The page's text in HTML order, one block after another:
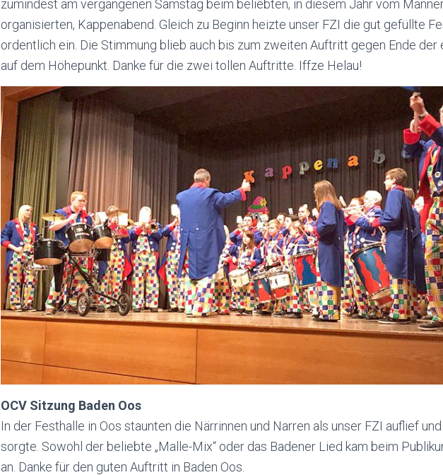
zumindest am vergangenen Samstag beim beliebten, in diesem Jahr vom
organisierten, Kappenabend. Gleich zu Beginn heizte unser FZI die gut gefüllte
ordentlich ein. Die Stimmung blieb auch bis zum zweiten Auftritt gegen Ende der
auf dem Höhepunkt. Danke für die zwei tollen Auftritte. Iffze Helau!
OCV Sitzung Baden Oos
In der Festhalle in Oos staunten die Närrinnen und Narren als unser FZI auflief
sorgte. Sowohl der beliebte „Malle-Mix“ oder das Badener Lied kam beim
an. Danke für den guten Auftritt in Baden Oos.